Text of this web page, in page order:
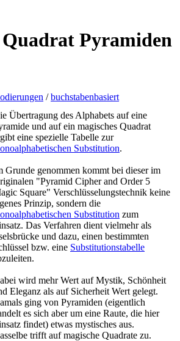
Quadrat Pyramiden
/buchstabenbasiert
Übertragung des Alphabets auf eine
und auf ein magisches Quadrat
eine spezielle Tabelle zur
Substitution.
Grunde genommen kommt bei dieser im
"Pyramid Cipher and Order 5
Square" Verschlüsselungstechnik keine
Prinzip, sondern die
Substitution zum
Das Verfahren dient vielmehr als
und dazu, einen bestimmten
bzw. eine Substitutionstabelle
wird mehr Wert auf Mystik, Schönheit
Eleganz als auf Sicherheit Wert gelegt.
ging von Pyramiden (eigentlich
es sich aber um eine Raute, die hier
findet) etwas mystisches aus.
trifft auf magische Quadrate zu.